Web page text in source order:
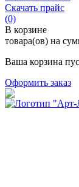
Скачать прайс
(0)
В корзине
товара(ов) на
Ваша корзина
Оформить заказ